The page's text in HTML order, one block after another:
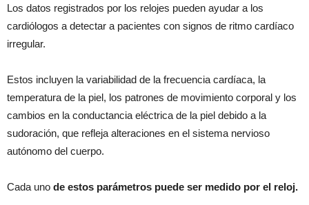
Los datos registrados por los relojes pueden ayudar a los
cardiólogos a detectar a pacientes con signos de ritmo cardíaco
irregular.
Estos incluyen la variabilidad de la frecuencia cardíaca, la
temperatura de la piel, los patrones de movimiento corporal y los
cambios en la conductancia eléctrica de la piel debido a la
sudoración, que refleja alteraciones en el sistema nervioso
autónomo del cuerpo.
Cada uno de estos parámetros puede ser medido por el reloj.